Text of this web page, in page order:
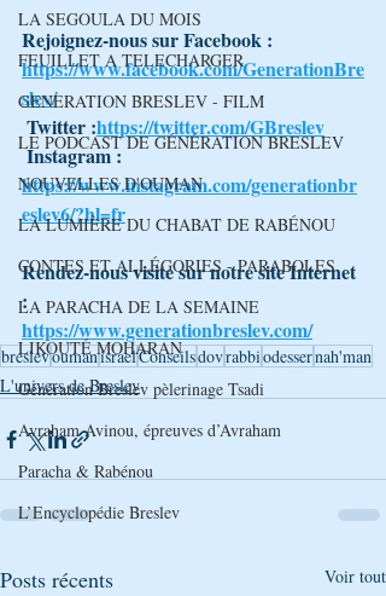
LA SEGOULA DU MOIS
FEUILLET A TELECHARGER
GENERATION BRESLEV - FILM
LE PODCAST DE GÉNÉRATION BRESLEV
NOUVELLES D'OUMAN
LA LUMIÈRE DU CHABAT DE RABÉNOU
CONTES ET ALLÉGORIES - PARABOLES
LA PARACHA DE LA SEMAINE
LIKOUTÉ MOHARAN
Génération Breslev pèlerinage Tsadi
Avraham Avinou, épreuves d’Avraham
Paracha & Rabénou
L’Encyclopédie Breslev
Rejoignez-nous sur Facebook :
https://www.facebook.com/GenerationBre
slev/
Twitter :https://twitter.com/GBreslev
Instagram :
https://www.instagram.com/generationbr
eslev6/?hl=fr
Rendez-nous visite sur notre site Internet
:
https://www.generationbreslev.com/
breslevoumanisraelConseilsdovrabbiodessernah'man
L'univers de Breslev
Posts récents Voir tout